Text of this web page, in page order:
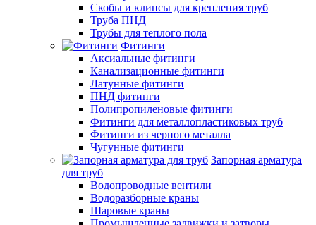
Скобы и клипсы для крепления труб
Труба ПНД
Трубы для теплого пола
Фитинги
Аксиальные фитинги
Канализационные фитинги
Латунные фитинги
ПНД фитинги
Полипропиленовые фитинги
Фитинги для металлопластиковых труб
Фитинги из черного металла
Чугунные фитинги
Запорная арматура
для труб
Водопроводные вентили
Водоразборные краны
Шаровые краны